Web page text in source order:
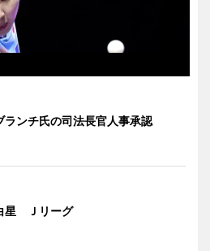
ランチ氏の司法長官人事承認
星 Ｊリーグ